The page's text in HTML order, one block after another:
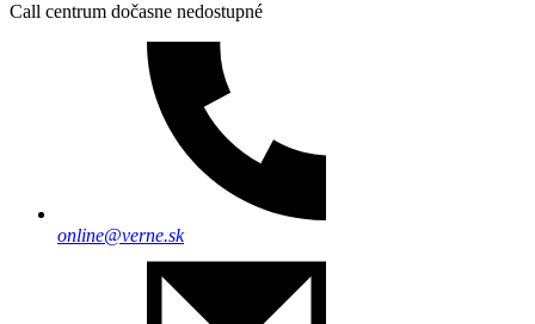
Call centrum dočasne nedostupné
online@verne.sk